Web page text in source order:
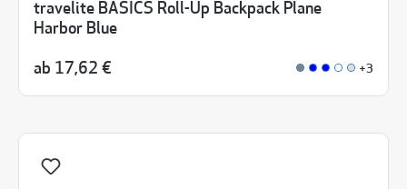
travelite BASICS Roll-Up Backpack Plane
Harbor Blue
ab 17,62 € +3